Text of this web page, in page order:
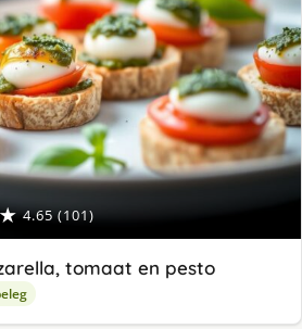
4.65 (101)
tomaat en pesto